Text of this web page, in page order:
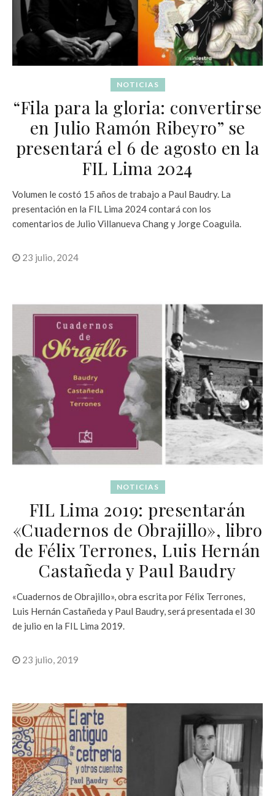
NOTICIAS
“Fila para la gloria: convertirse
en Julio Ramón Ribeyro” se
presentará el 6 de agosto en la
FIL Lima 2024
Volumen le costó 15 años de trabajo a Paul Baudry. La
presentación en la FIL Lima 2024 contará con los
comentarios de Julio Villanueva Chang y Jorge Coaguila.
23 julio, 2024
NOTICIAS
FIL Lima 2019: presentarán
«Cuadernos de Obrajillo», libro
de Félix Terrones, Luis Hernán
Castañeda y Paul Baudry
«Cuadernos de Obrajillo», obra escrita por Félix Terrones,
Luis Hernán Castañeda y Paul Baudry, será presentada el 30
de julio en la FIL Lima 2019.
23 julio, 2019